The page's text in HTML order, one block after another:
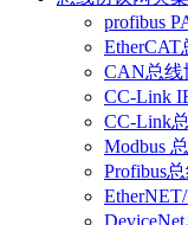
profibus
CAN总线
CC-Link
CC-Link
Modbus
Profibus